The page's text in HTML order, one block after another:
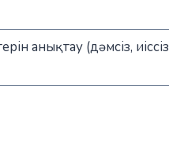
анықтау (дәмсіз,